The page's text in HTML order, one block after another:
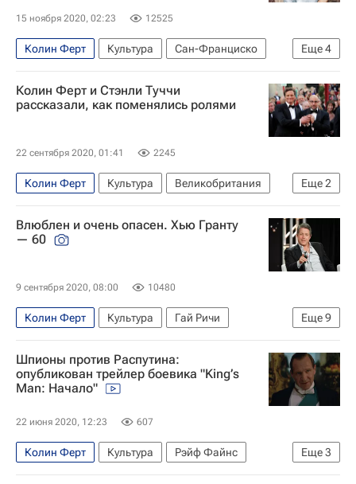
что посмотреть
Кино
15 ноября 2020, 02:23 12525
Еще4
Колин Ферт Культура
Сан-Франциско
Кира Найтли
HBO
Новости культуры
Кино
Колин Ферт и Стэнли Туччи
рассказали, как поменялись ролями
22 сентября 2020, 01:41 2245
Еще2
Колин Ферт Культура
Великобритания
Новости культуры
Кино
Влюблен и очень опасен. Хью Гранту
— 60
9 сентября 2020, 08:00 10480
Еще9
Колин Ферт Культура
Гай Ричи
Хью Грант
Знаменитости
Рене Зеллвегер
Энди Макдауэлл
Гарри Поттер
Кеннет Брана
Джулия Робертс
Мадонна Чикконе
Кино
Шпионы против Распутина:
опубликован трейлер боевика "King’s
Man: Начало"
22 июня 2020, 12:23 607
Еще3
Колин Ферт Культура
Рэйф Файнс
Новости культуры
фильмы 2020 Кино